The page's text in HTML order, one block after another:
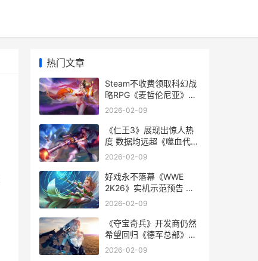
热门文章
Steam不收费领取科幻战
略RPG《麦哲伦尼亚》
steam免费领取付费游戏
2026-02-09
《仁王3》展现出惊人热
度 数据均远超《噬血代码
2》 仁王第三个dlc
2026-02-09
好戏永不落幕《WWE
2K26》实机示范预告 好
戏不断不能不看
2026-02-09
《夺宝奇兵》开发商仍然
希望回归《德军总部》系
列 夺宝奇兵剧情
2026-02-09